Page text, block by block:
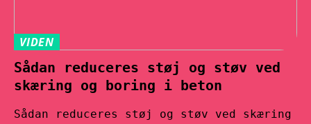
VIDEN
Sådan reduceres støj og støv ved
skæring og boring i beton
Sådan reduceres støj og støv ved skæring